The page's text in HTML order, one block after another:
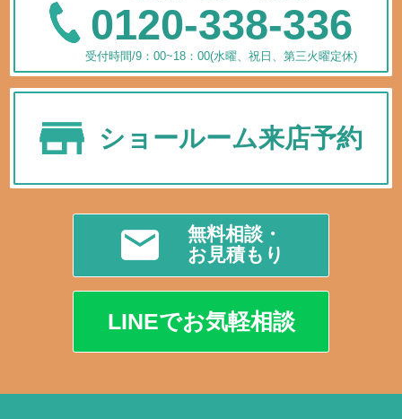
0120-338-336
受付時間/9：00~18：00(水曜、祝日、第三火曜定休)
ショールーム来店予約
無料相談・
お見積もり
LINEでお気軽相談